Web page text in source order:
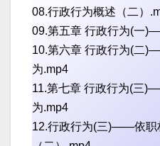
08.行政行为概述（二）
09.第五章 行政行为(一
10.第六章 行政行为(二
为.mp4
11.第七章 行政行为(三
为.mp4
12.行政行为(三)——依职